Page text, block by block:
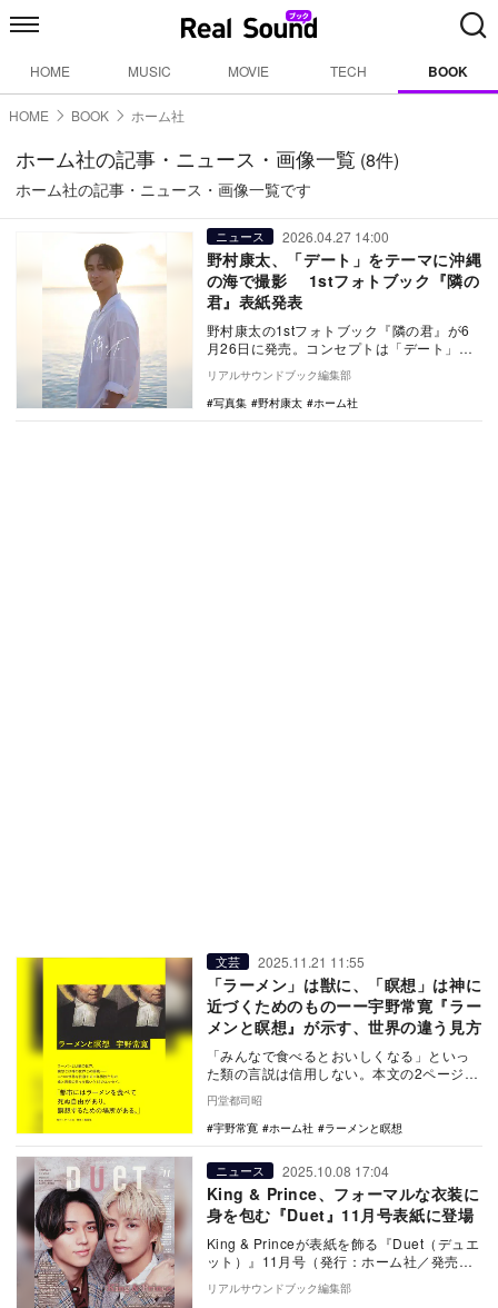
HOME MUSIC MOVIE TECH BOOK
HOME BOOK ホーム社
ホーム社の記事・ニュース・画像一覧 (8件)
ホーム社の記事・ニュース・画像一覧です
ニュース 2026.04.27 14:00
野村康太、「デート」をテーマに沖縄
の海で撮影 1stフォトブック『隣の
君』表紙発表
野村康太の1stフォトブック『隣の君』が6
月26日に発売。コンセプトは「デート」で
あり、タイトルの『隣の君』は野村と編集
スタッフ…
リアルサウンドブック編集部
写真集
野村康太 ホーム社
文芸 2025.11.21 11:55
「ラーメン」は獣に、「瞑想」は神に
近づくためのものーー宇野常寛『ラー
メンと瞑想』が示す、世界の違う見方
「みんなで食べるとおいしくなる」といっ
た類の言説は信用しない。本文の2ページ目
常寛『ラーメ…
円堂都司昭
宇野常寛
ホーム社 ラーメンと瞑想
ニュース 2025.10.08 17:04
King & Prince、フォーマルな衣装に
身を包む『Duet』11月号表紙に登場
King & Princeが表紙を飾る『Duet（デュエ
ット）』11月号（発行：ホーム社／発売：
集英社）が10月7日（火…
リアルサウンドブック編集部